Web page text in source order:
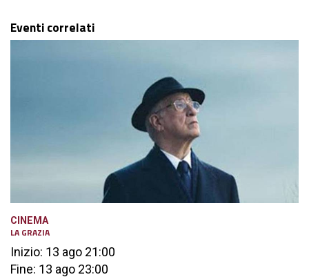
Eventi correlati
CINEMA
LA GRAZIA
Inizio: 13 ago 21:00
Fine: 13 ago 23:00